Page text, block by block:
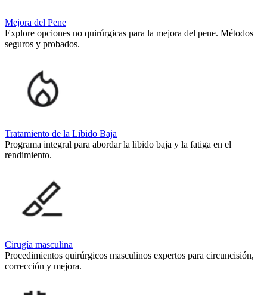
Mejora del Pene
Explore opciones no quirúrgicas para la mejora del pene. Métodos
seguros y probados.
Tratamiento de la Libido Baja
Programa integral para abordar la libido baja y la fatiga en el
rendimiento.
Cirugía masculina
Procedimientos quirúrgicos masculinos expertos para circuncisión,
corrección y mejora.